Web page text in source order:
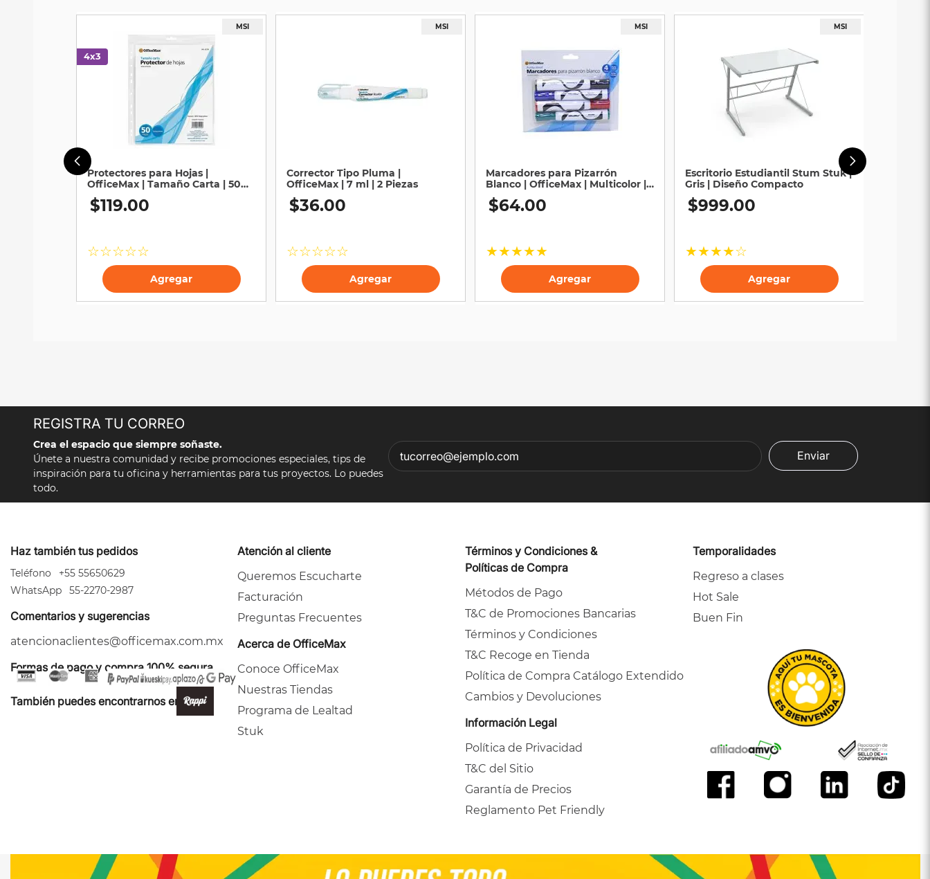
Protectores para Hojas |
OfficeMax | Tamaño Carta | 50
Piezas
$119.00
☆☆☆☆☆
Agregar
Corrector Tipo Pluma |
OfficeMax | 7 ml | 2 Piezas
$36.00
☆☆☆☆☆
Agregar
Marcadores para Pizarrón
Blanco | OfficeMax | Multicolor |
4 Piezas
$64.00
★★★★★
Agregar
Escritorio Estudiantil Stum Stuk |
Gris | Diseño Compacto
$999.00
★★★★☆
Agregar
REGISTRA TU CORREO
Crea el espacio que siempre soñaste.
Únete a nuestra comunidad y recibe promociones especiales, tips de
inspiración para tu oficina y herramientas para tus proyectos. Lo puedes
todo.
Enviar
Haz también tus pedidos
Teléfono
+55 55650629
WhatsApp
55-2270-2987
Comentarios y sugerencias
atencionaclientes@officemax.com.mx
Formas de pago y compra 100% segura
También puedes encontrarnos en:
Atención al cliente
Queremos Escucharte
Facturación
Preguntas Frecuentes
Acerca de OfficeMax
Conoce OfficeMax
Nuestras Tiendas
Programa de Lealtad
Stuk
Términos y Condiciones &
Políticas de Compra
Métodos de Pago
T&C de Promociones Bancarias
Términos y Condiciones
T&C Recoge en Tienda
Política de Compra Catálogo Extendido
Cambios y Devoluciones
Información Legal
Política de Privacidad
T&C del Sitio
Garantía de Precios
Reglamento Pet Friendly
Temporalidades
Regreso a clases
Hot Sale
Buen Fin